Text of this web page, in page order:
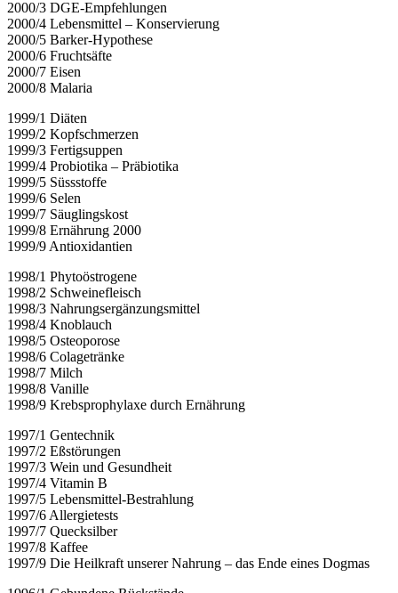
2000/3 DGE-Empfehlungen
2000/4 Lebensmittel – Konservierung
2000/5 Barker-Hypothese
2000/6 Fruchtsäfte
2000/7 Eisen
2000/8 Malaria
1999/1 Diäten
1999/2 Kopfschmerzen
1999/3 Fertigsuppen
1999/4 Probiotika – Präbiotika
1999/5 Süssstoffe
1999/6 Selen
1999/7 Säuglingskost
1999/8 Ernährung 2000
1999/9 Antioxidantien
1998/1 Phytoöstrogene
1998/2 Schweinefleisch
1998/3 Nahrungsergänzungsmittel
1998/4 Knoblauch
1998/5 Osteoporose
1998/6 Colagetränke
1998/7 Milch
1998/8 Vanille
1998/9 Krebsprophylaxe durch Ernährung
1997/1 Gentechnik
1997/2 Eßstörungen
1997/3 Wein und Gesundheit
1997/4 Vitamin B
1997/5 Lebensmittel-Bestrahlung
1997/6 Allergietests
1997/7 Quecksilber
1997/8 Kaffee
1997/9 Die Heilkraft unserer Nahrung – das Ende eines Dogmas